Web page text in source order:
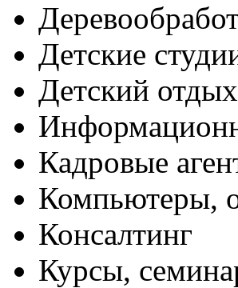
Детские
Детский отдых
Кадровые
Компьютеры,
Консалтинг
Курсы,